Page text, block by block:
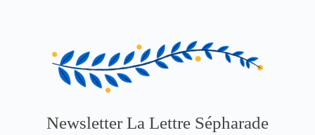
Newsletter La Lettre Sépharade